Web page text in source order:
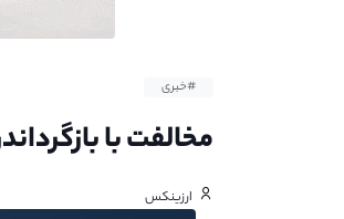
#خبری
مخالفت با بازگرداندن ۷۰۰ میلیون
ارزینکس